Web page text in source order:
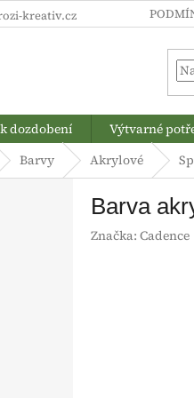
kreativ.cz
dozdobení Výtvarné
Barvy Akrylové
Barva
Značka: Cadence